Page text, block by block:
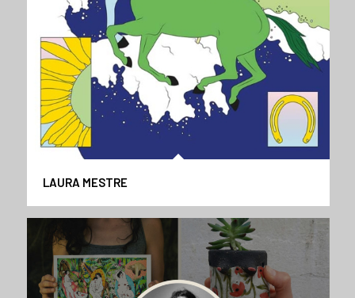
LAURA MESTRE